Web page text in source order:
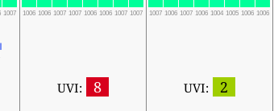
1007 1006 1006 1007 1007 1006 1006 1007 1007 1007 1006 1007 1006 1004 1005 1006 1006
UVI: 8 UVI: 2